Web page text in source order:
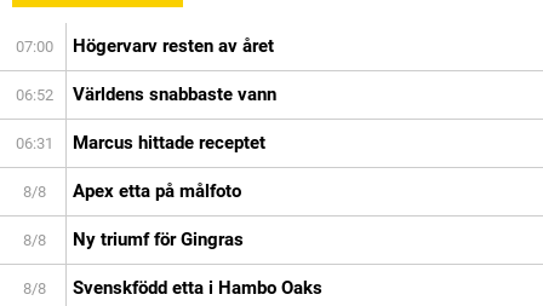
07:00 Högervarv resten av året
06:52 Världens snabbaste vann
06:31 Marcus hittade receptet
8/8 Apex etta på målfoto
8/8 Ny triumf för Gingras
8/8 Svenskfödd etta i Hambo Oaks